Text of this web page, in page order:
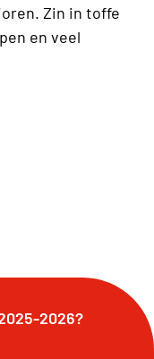
Zin in toffe
en veel
2026?